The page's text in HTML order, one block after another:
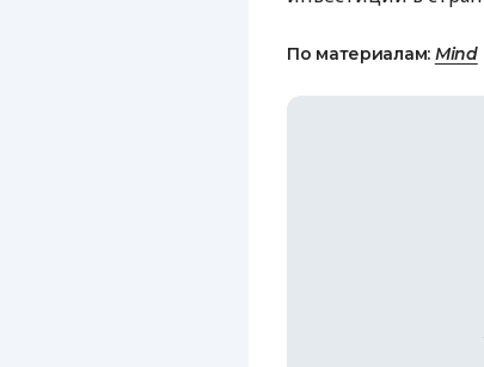
По материалам: Mind